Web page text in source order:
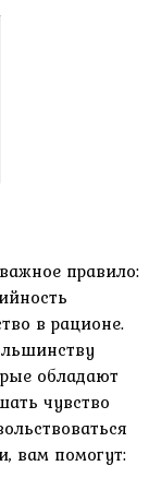
правило:
в рационе.
обладают
чувство
вам помогут: